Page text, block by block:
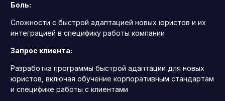
Боль:
Сложности с быстрой адаптацией новых юристов и их
интеграцией в специфику работы компании
Запрос клиента:
Разработка программы быстрой адаптации для новых
юристов, включая обучение корпоративным стандартам
и специфике работы с клиентами